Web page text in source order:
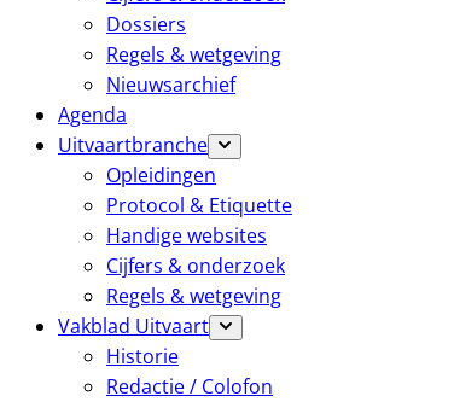
Dossiers
Regels & wetgeving
Nieuwsarchief
Agenda
Uitvaartbranche
Opleidingen
Protocol & Etiquette
Handige websites
Cijfers & onderzoek
Regels & wetgeving
Vakblad Uitvaart
Historie
Redactie / Colofon